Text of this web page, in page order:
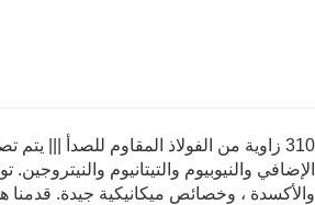
310 زاوية من الفولاذ المقاوم للصدأ |||
الإضافي والنيوبيوم والتيتانيوم